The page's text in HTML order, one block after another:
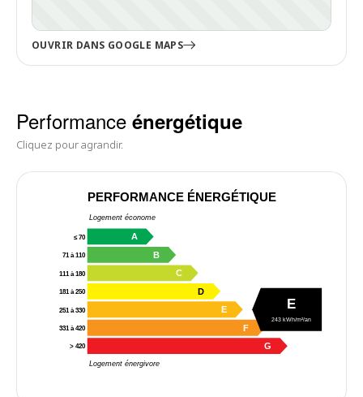
OUVRIR DANS GOOGLE MAPS
Performance énergétique
Cliquez pour agrandir.
PERFORMANCE ÉNERGÉTIQUE
Logement économe
Logement énergivore
≤ 70 A
71 à 110 B
111 à 180 C
181 à 250 D
251 à 330 E
331 à 420 F
> 420 G
E
243 kWh/m²/an